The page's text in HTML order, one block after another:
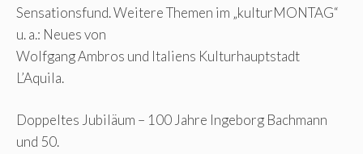
Sensationsfund. Weitere Themen im „kulturMONTAG“
u. a.: Neues von
Wolfgang Ambros und Italiens Kulturhauptstadt
L’Aquila.
Doppeltes Jubiläum – 100 Jahre Ingeborg Bachmann
und 50.